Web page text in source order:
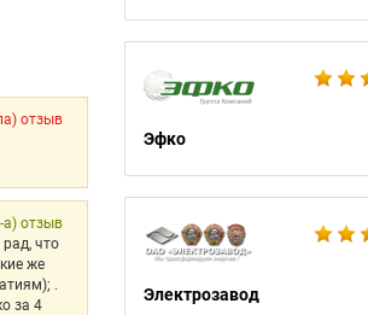
отзыв
а) отзыв
что
же
.
за 4
Эфко
Электрозавод